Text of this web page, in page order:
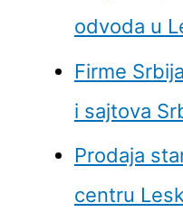
odvoda u
Firme
i sajtova
Prodaja
centru